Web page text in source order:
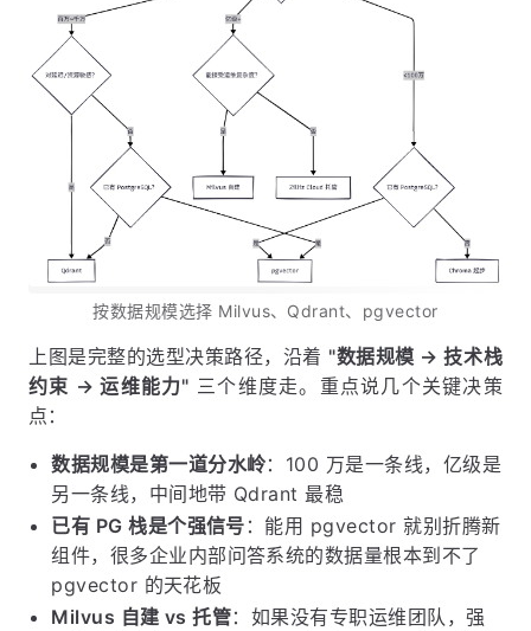
按数据规模选择 Milvus、Qdrant、pgvector
上图是完整的选型决策路径，沿着 "数据规模 → 技术栈
约束 → 运维能力" 三个维度走。重点说几个关键决策
点：
数据规模是第一道分水岭：100 万是一条线，亿级是
另一条线，中间地带 Qdrant 最稳
已有 PG 栈是个强信号 ：能用 pgvector 就别折腾新
组件，很多企业内部问答系统的数据量根本到不了
pgvector 的天花板
Milvus 自建 vs 托管：如果没有专职运维团队，强